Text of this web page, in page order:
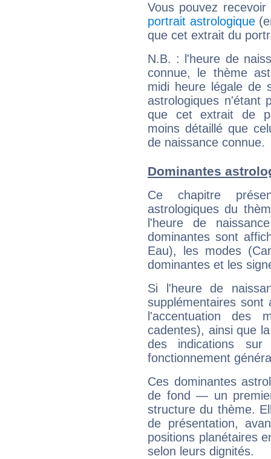
Vous pouvez
portrait astrologique
que cet extrait du
N.B. : l'heure de
connue, le thème
midi heure légale de
astrologiques n'étant
que cet extrait de
moins détaillé que
de naissance connue.
Dominantes
Ce chapitre
astrologiques du
l'heure de
dominantes sont
Eau), les modes
dominantes et les
Si l'heure de
supplémentaires sont
l'accentuation des
cadentes), ainsi que
des indications sur
fonctionnement
Ces dominantes
de fond — un
structure du thème.
de présentation,
positions planétaires
selon leurs dignités.